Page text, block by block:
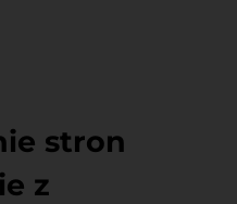
stron
z